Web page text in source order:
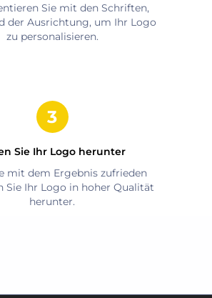
Sie mit den Schriften,
der Ausrichtung, um Ihr Logo
zu personalisieren.
Sie Ihr Logo herunter
mit dem Ergebnis zufrieden
Sie Ihr Logo in hoher Qualität
herunter.